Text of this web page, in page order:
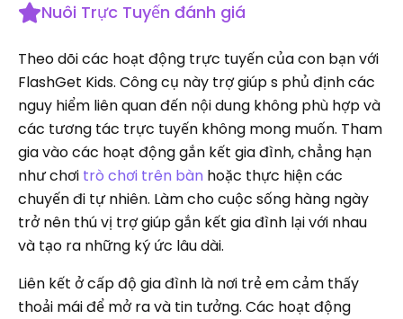
Nuôi Trực Tuyến đánh giá
Theo dõi các hoạt động trực tuyến của con bạn với
FlashGet Kids. Công cụ này trợ giúp s phủ định các
nguy hiểm liên quan đến nội dung không phù hợp và
các tương tác trực tuyến không mong muốn. Tham
gia vào các hoạt động gắn kết gia đình, chẳng hạn
như chơi trò chơi trên bàn hoặc thực hiện các
chuyến đi tự nhiên. Làm cho cuộc sống hàng ngày
trở nên thú vị trợ giúp gắn kết gia đình lại với nhau
và tạo ra những ký ức lâu dài.
Liên kết ở cấp độ gia đình là nơi trẻ em cảm thấy
thoải mái để mở ra và tin tưởng. Các hoạt động